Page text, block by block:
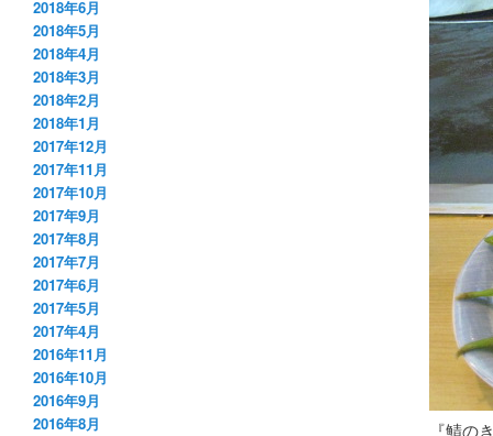
『鯖の
2018年6月
2018年5月
2018年4月
2018年3月
2018年2月
2018年1月
2017年12月
2017年11月
2017年10月
2017年9月
2017年8月
2017年7月
2017年6月
2017年5月
2017年4月
2016年11月
2016年10月
2016年9月
2016年8月